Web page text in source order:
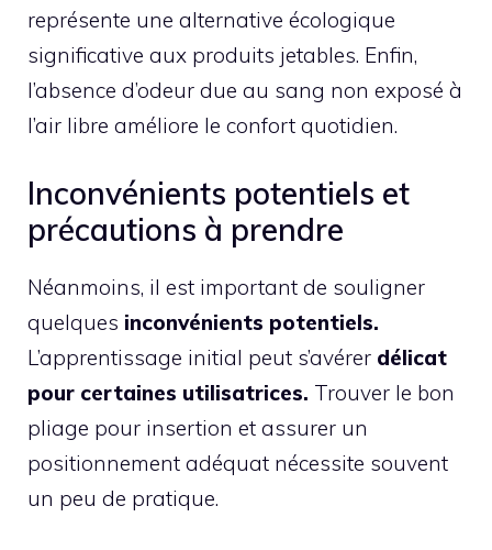
représente une alternative écologique
significative aux produits jetables. Enfin,
l’absence d’odeur due au sang non exposé à
l’air libre améliore le confort quotidien.
Inconvénients potentiels et
précautions à prendre
Néanmoins, il est important de souligner
quelques inconvénients potentiels.
L’apprentissage initial peut s’avérer délicat
pour certaines utilisatrices. Trouver le bon
pliage pour insertion et assurer un
positionnement adéquat nécessite souvent
un peu de pratique.